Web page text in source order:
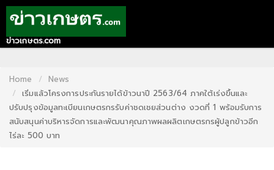
HOME
CONTACT
US
ABOUT
US
ข่าวเกษตร.com
Home
News
เริ่มแล้วโครงการประกันรายได้ข้าวนาปี 2563/64 ภาคใต้เร่งขึ้นและ
ปรับปรุงข้อมูลทะเบียนเกษตรกรรับค่าชดเชยส่วนต่าง งวดที่ 1 พร้อมรับการ
สนับสนุนค่าบริหารจัดการและพัฒนาคุณภาพผลผลิตเกษตรกรผู้ปลูกข้าวอีก
ไร่ละ 500 บาท